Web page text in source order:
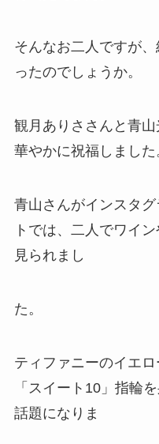
そんなお二人ですが
ったのでしょうか。
観月ありささんと青
華やかに祝福しました
青山さんがインスタ
トでは、二人でワイ
見られまし
た。
ティファニーのイエ
「スイート10」指輪
話題になりま